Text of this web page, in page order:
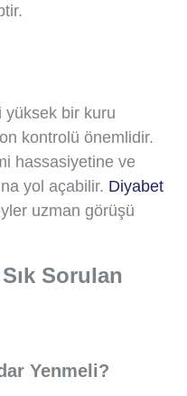
yüksek bir kuru
kontrolü önemlidir.
hassasiyetine ve
yol açabilir. Diyabet
uzman görüşü
Sorulan
Yenmeli?